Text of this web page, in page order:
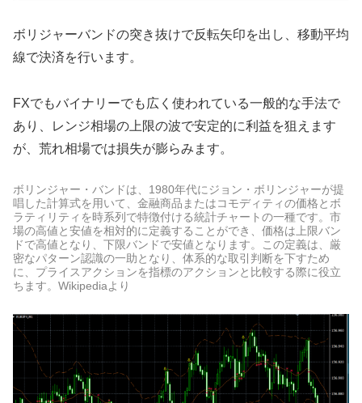
ボリジャーバンドの突き抜けで反転矢印を出し、移動平均
線で決済を行います。
FXでもバイナリーでも広く使われている一般的な手法で
あり、レンジ相場の上限の波で安定的に利益を狙えます
が、荒れ相場では損失が膨らみます。
ボリンジャー・バンドは、1980年代にジョン・ボリンジャーが提
唱した計算式を用いて、金融商品またはコモディティの価格とボ
ラティリティを時系列で特徴付ける統計チャートの一種です。市
場の高値と安値を相対的に定義することができ、価格は上限バン
ドで高値となり、下限バンドで安値となります。この定義は、厳
密なパターン認識の一助となり、体系的な取引判断を下すため
に、プライスアクションを指標のアクションと比較する際に役立
ちます。Wikipediaより